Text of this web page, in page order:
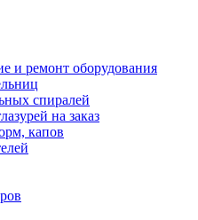
и ремонт оборудования
спиралей
на заказ
капов